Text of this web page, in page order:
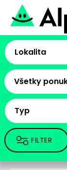
Lokalita
Všetky
Typ
FILTER